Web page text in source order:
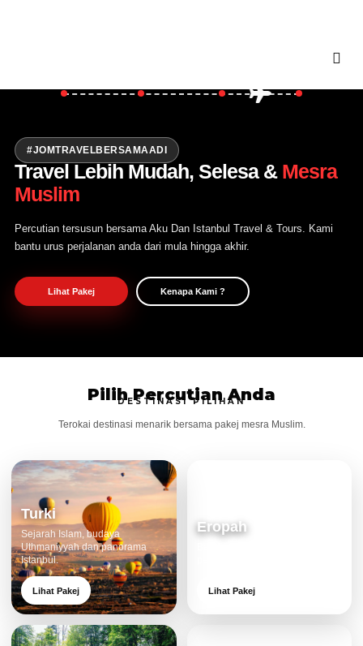
Open Trip
Tentang Kami
Hubungi Kami
#JOMTRAVELBERSAMAADI
Travel Lebih Mudah, Selesa & Mesra
Muslim
Percutian tersusun bersama Aku Dan Istanbul Travel & Tours. Kami
bantu urus perjalanan anda dari mula hingga akhir.
Lihat Pakej Kenapa Kami ?
DESTINASI PILIHAN
Pilih Percutian Anda
Terokai destinasi menarik bersama pakej mesra Muslim.
Turki
Sejarah Islam, budaya
Uthmaniyyah dan panorama
Istanbul.
Lihat Pakej
Eropah
Lihat Pakej